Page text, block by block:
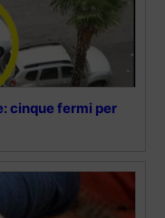
cinque fermi per